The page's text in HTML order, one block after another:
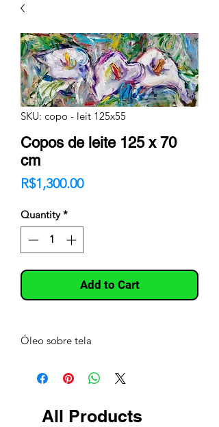
SKU: copo - leit 125x55
Copos de leite 125 x 70
cm
R$1,300.00Price
Quantity *
Add to Cart
Óleo sobre tela
All Products